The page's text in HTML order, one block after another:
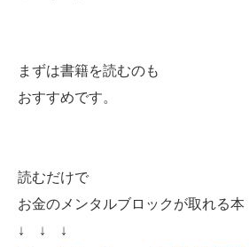
まずは書籍を読むのも
おすすめです。
読むだけで
お金のメンタルブロックが取れる本
↓ ↓ ↓